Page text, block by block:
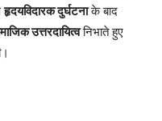
हृदयविदारक दुर्घटनाके बाद
उत्तरदायित्वनिभाते हुए